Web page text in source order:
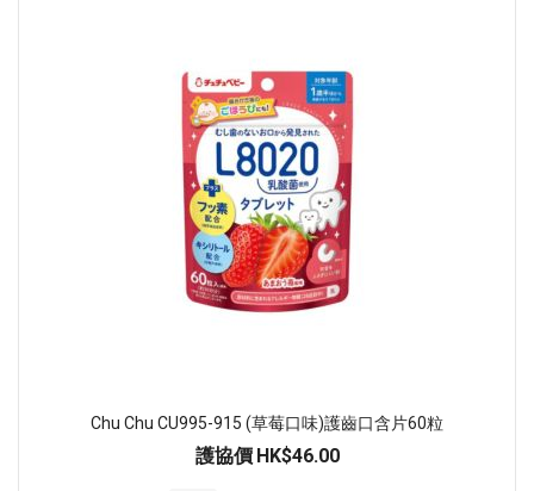
Chu Chu CU995-915 (草莓口味)護齒口含片60粒
護協價 HK$46.00